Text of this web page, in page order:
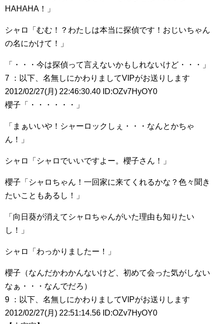
HAHAHA！」
シャロ「むむ！？わたしは本当に探偵です！おじいちゃん
の名にかけて！」
「・・・今は探偵って言えないかもしれないけど・・・」
7 ：以下、名無しにかわりましてVIPがお送りします
2012/02/27(月) 22:46:30.40 ID:OZv7HyOY0
櫻子「・・・・・・」
「まぁいいや！シャーロックしぇ・・・なんとかちゃ
ん！」
シャロ「シャロでいいですよー。櫻子さん！」
櫻子「シャロちゃん！一回家に来てくれるかな？色々聞き
たいこともあるし！」
「向日葵が消えてシャロちゃんがいた理由も知りたい
し！」
シャロ「わっかりましたー！」
櫻子（なんだかわかんないけど、初めて会った気がしない
なぁ・・・なんでだろ）
9 ：以下、名無しにかわりましてVIPがお送りします
2012/02/27(月) 22:51:14.56 ID:OZv7HyOY0